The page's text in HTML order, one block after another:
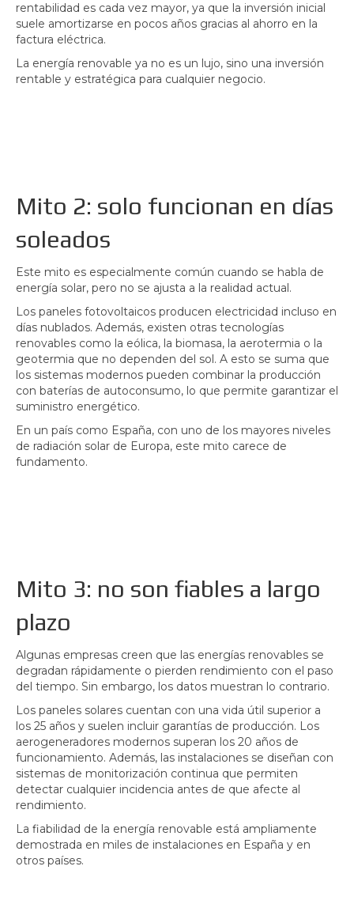
rentabilidad es cada vez mayor, ya que la inversión inicial
suele amortizarse en pocos años gracias al ahorro en la
factura eléctrica.
La energía renovable ya no es un lujo, sino una inversión
rentable y estratégica para cualquier negocio.
Mito 2: solo funcionan en días
soleados
Este mito es especialmente común cuando se habla de
energía solar, pero no se ajusta a la realidad actual.
Los paneles fotovoltaicos producen electricidad incluso en
días nublados. Además, existen otras tecnologías
renovables como la eólica, la biomasa, la aerotermia o la
geotermia que no dependen del sol. A esto se suma que
los sistemas modernos pueden combinar la producción
con baterías de autoconsumo, lo que permite garantizar el
suministro energético.
En un país como España, con uno de los mayores niveles
de radiación solar de Europa, este mito carece de
fundamento.
Mito 3: no son fiables a largo
plazo
Algunas empresas creen que las energías renovables se
degradan rápidamente o pierden rendimiento con el paso
del tiempo. Sin embargo, los datos muestran lo contrario.
Los paneles solares cuentan con una vida útil superior a
los 25 años y suelen incluir garantías de producción. Los
aerogeneradores modernos superan los 20 años de
funcionamiento. Además, las instalaciones se diseñan con
sistemas de monitorización continua que permiten
detectar cualquier incidencia antes de que afecte al
rendimiento.
La fiabilidad de la energía renovable está ampliamente
demostrada en miles de instalaciones en España y en
otros países.